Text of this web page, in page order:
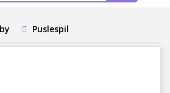
Puslespil